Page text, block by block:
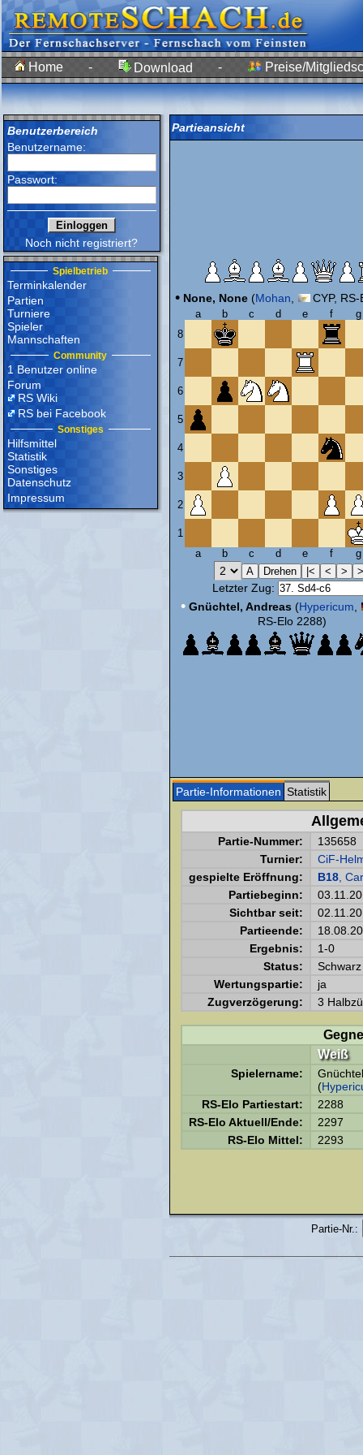
Home - Download - Preise/
Benutzerbereich
Benutzername:
Passwort:
Noch nicht registriert?
Spielbetrieb
Terminkalender
Partien
Turniere
Spieler
Mannschaften
Community
1 Benutzer online
Forum
RS Wiki
RS bei Facebook
Sonstiges
Hilfsmittel
Statistik
Sonstiges
Datenschutz
Impressum
Partieansicht
• None, None (Mohan CYP,
a b c d e f
g
8
7
6
5
4
3
2
1
a
b c d e f g
Letzter Zug:
• Gnüchtel, Andreas (Hypericum
RS-Elo 2288)
Partie-Informationen Statistik
Partie-Nummer:
135658
Turnier:
CiF-
gespielte Eröffnung:
B18 ,
Partiebeginn:
Sichtbar seit:
Partieende:
Ergebnis:
1-0
Status:
Wertungspartie:
ja
Zugverzögerung:
3
Weiß
Spielername:
(
RS-Elo Partiestart:
2288
RS-Elo Aktuell/Ende:
2297
RS-Elo Mittel:
2293
Partie-Nr.: